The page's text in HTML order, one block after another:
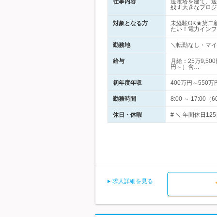
仕事内容
送電塔を建て、
残す大きなプロ
対象となる方
未経験OK★第二
たい！電力イン
勤務地 ＼転勤なし・マ
給与
月給：25万
円～）含…
初年度年収 400万円～550万
勤務時間 8:00 ～ 17:00（
休日・休暇 # ＼ 年間休日
求人詳細を見る